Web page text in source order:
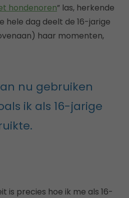
hondenoren” las, herkende
hele dag deelt de 16-jarige
haar momenten,
nu gebruiken
ik als 16-jarige
is precies hoe ik me als 16-